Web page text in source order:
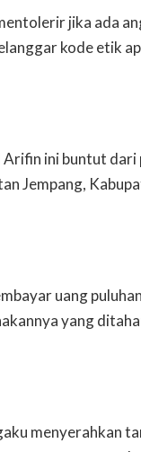
jika ada
kode etik
Arifin ini buntut
Jempang,
uang
yang
menyerahkan